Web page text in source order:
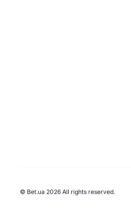
© Bet.ua 2026 All rights reserved.